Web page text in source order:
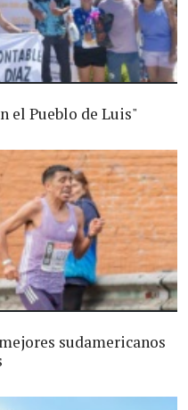
el Pueblo de Luis"
sudamericanos